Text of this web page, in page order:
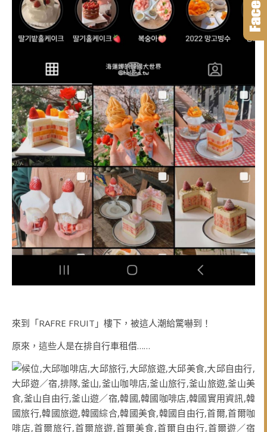
來到「RAFRE FRUIT」樓下，被這人潮給驚嚇到！
原來，這些人是在排自行車租借……